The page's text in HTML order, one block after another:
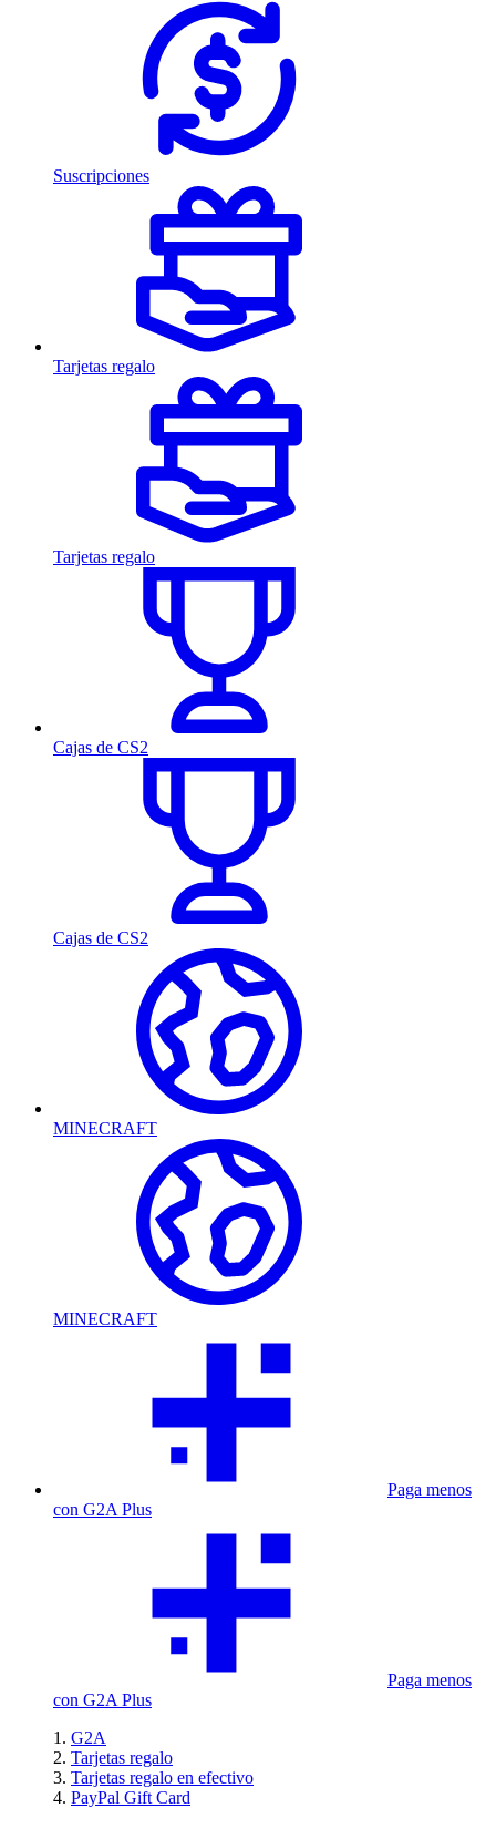
Suscripciones
Tarjetas regalo
Tarjetas regalo
Cajas de CS2
Cajas de CS2
MINECRAFT
MINECRAFT
Paga menos
con G2A Plus
Paga menos
con G2A Plus
G2A
Tarjetas regalo
Tarjetas regalo en efectivo
PayPal Gift Card